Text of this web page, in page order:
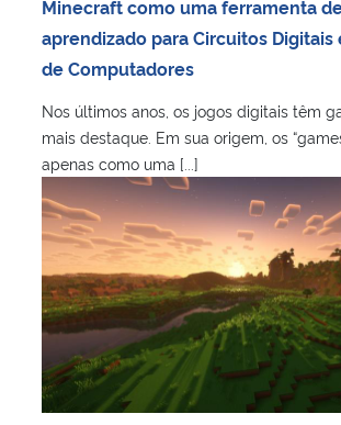
Minecraft como uma ferramenta
aprendizado para Circuitos Digitais
de Computadores
Nos últimos anos, os jogos digitais têm
mais destaque. Em sua origem, os
apenas como uma [...]